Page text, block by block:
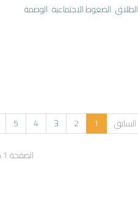
الطلاق الضغوط الاجتماعية الوصمة
السابق 1
2
3
4
5
الصفحة 1 من 10